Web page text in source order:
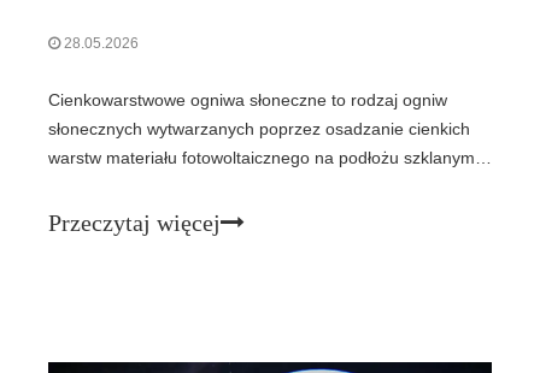
28.05.2026
Cienkowarstwowe ogniwa słoneczne to rodzaj ogniw
słonecznych wytwarzanych poprzez osadzanie cienkich
warstw materiału fotowoltaicznego na podłożu szklanym,
słoneczne są zazwyczaj znacznie cieńsze niż płytki
trójzłączowym ogniwem słonecznym z arsenku galu, które
Przeczytaj więcej